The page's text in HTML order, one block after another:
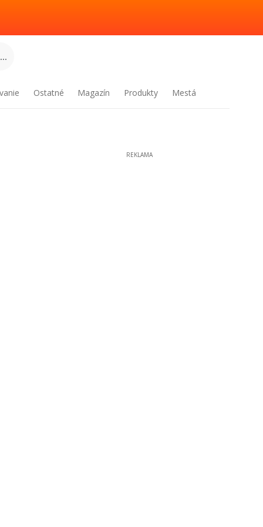
Ostatné Magazín Produkty Mestá
REKLAMA